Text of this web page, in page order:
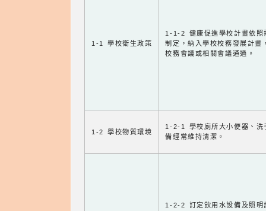
1-1 學校衛生政策
1-1-2 健康促進學校計畫依照
制定，納入學校校務發展計畫
校務會議或相關會議通過。
1-2 學校物質環境
1-2-1 學校廁所大小便器、洗
備經常維持清潔。
1-2-2 訂定飲用水設備及照明